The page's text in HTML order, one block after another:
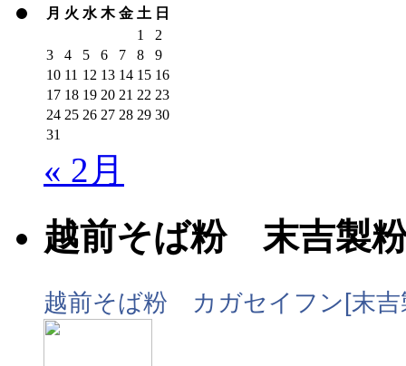
月 火 水 木 金 土 日
1
2
3
4 5 6 7 8
9
10 11 12 13 14 15 16
17 18 19 20 21 22 23
24 25 26 27 28 29 30
31
« 2月
越前そば粉 末吉製
越前そば粉 カガセイフン[末吉